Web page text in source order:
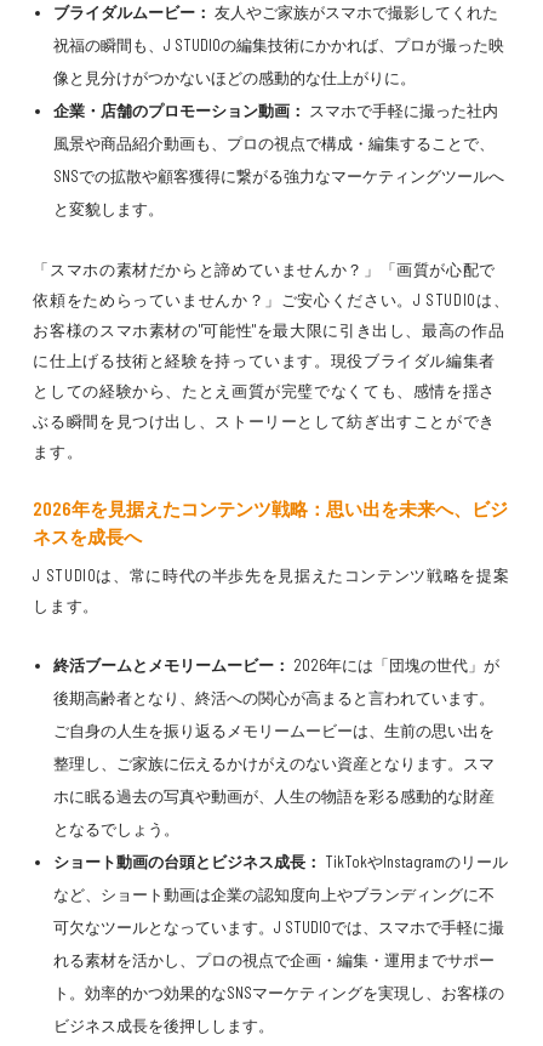
ブライダルムービー： 友人やご家族がスマホで撮影してくれた
祝福の瞬間も、J STUDIOの編集技術にかかれば、プロが撮った映
像と見分けがつかないほどの感動的な仕上がりに。
企業・店舗のプロモーション動画：
スマホで手軽に撮った社内
風景や商品紹介動画も、プロの視点で構成・編集することで、
SNSでの拡散や顧客獲得に繋がる強力なマーケティングツールへ
と変貌します。
「スマホの素材だからと諦めていませんか？」「画質が心配で
依頼をためらっていませんか？」ご安心ください。J STUDIOは、
お客様のスマホ素材の"可能性"を最大限に引き出し、最高の作品
に仕上げる技術と経験を持っています。現役ブライダル編集者
としての経験から、たとえ画質が完璧でなくても、感情を揺さ
ぶる瞬間を見つけ出し、ストーリーとして紡ぎ出すことができ
ます。
2026年を見据えたコンテンツ戦略：思い出を未来へ、ビジ
ネスを成長へ
J STUDIOは、常に時代の半歩先を見据えたコンテンツ戦略を提案
します。
終活ブームとメモリームービー： 2026年には「団塊の世代」が
後期高齢者となり、終活への関心が高まると言われています。
ご自身の人生を振り返るメモリームービーは、生前の思い出を
整理し、ご家族に伝えるかけがえのない資産となります。スマ
ホに眠る過去の写真や動画が、人生の物語を彩る感動的な財産
となるでしょう。
ショート動画の台頭とビジネス成長： TikTokやInstagramのリール
など、ショート動画は企業の認知度向上やブランディングに不
可欠なツールとなっています。J STUDIOでは、スマホで手軽に撮
れる素材を活かし、プロの視点で企画・編集・運用までサポー
ト。効率的かつ効果的なSNSマーケティングを実現し、お客様の
ビジネス成長を後押しします。